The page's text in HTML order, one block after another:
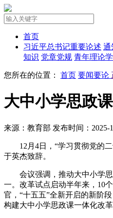
首页
习近平总书记重要论述 通
知识 党章党规 青年理论
您所在的位置： 首页 要闻要论
大中小学思政
来源：教育部 发布时间：2025-
12月4日，“学习贯彻党的
于英杰致辞。
会议强调，推动大中小学
一。改革试点启动半年来，10
官，“十五五”全新开启的新阶
构建大中小学思政课一体化改